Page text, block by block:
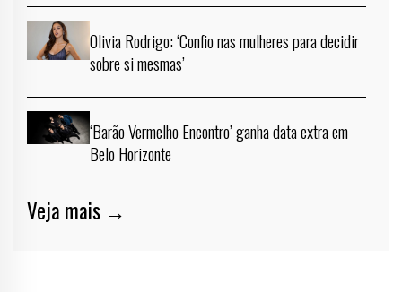
Olivia Rodrigo: ‘Confio nas mulheres para decidir
sobre si mesmas’
‘Barão Vermelho Encontro’ ganha data extra em
Belo Horizonte
Veja mais →